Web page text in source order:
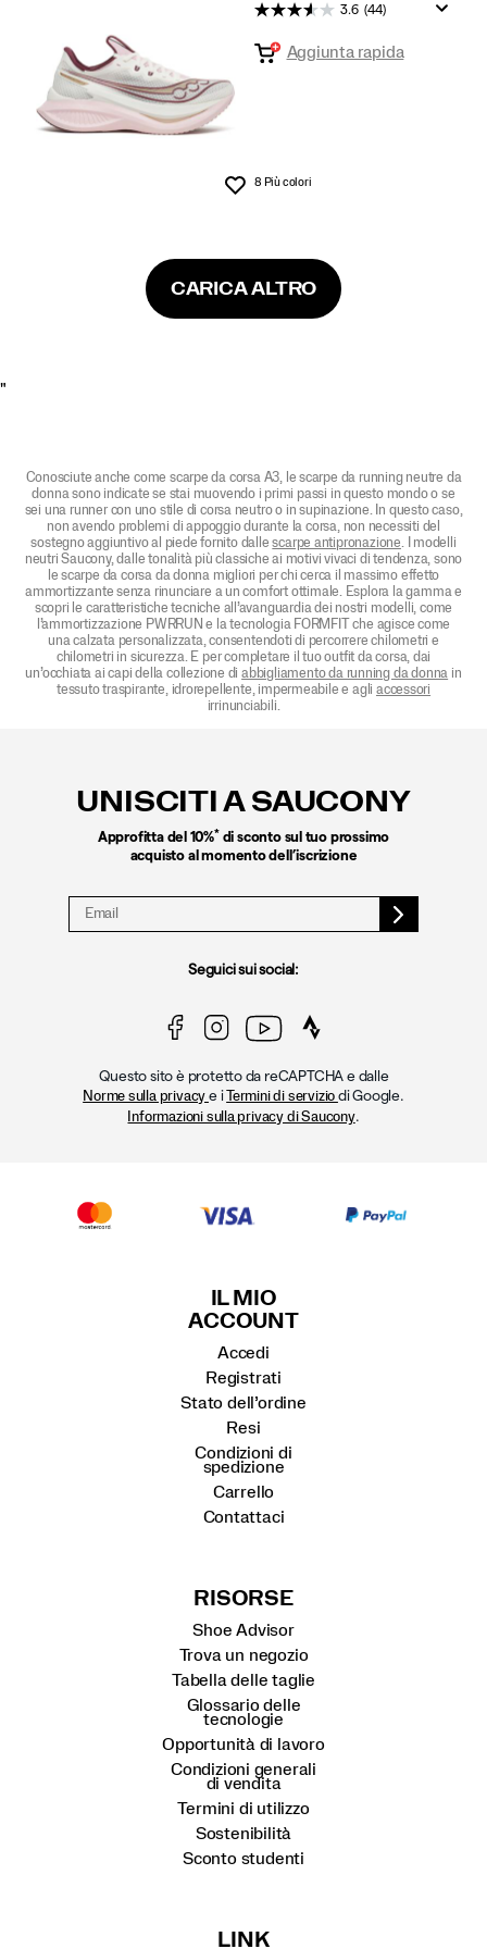
Lista dei desideri
3.6 (44)
Aggiunta rapida
8 Più colori
CARICA ALTRO
"
Conosciute anche come scarpe da corsa A3, le scarpe da running neutre da
donna sono indicate se stai muovendo i primi passi in questo mondo o se
sei una runner con uno stile di corsa neutro o in supinazione. In questo caso,
non avendo problemi di appoggio durante la corsa, non necessiti del
sostegno aggiuntivo al piede fornito dallescarpe antipronazione. I modelli
neutri Saucony, dalle tonalità più classiche ai motivi vivaci di tendenza, sono
le scarpe da corsa da donna migliori per chi cerca il massimo effetto
ammortizzante senza rinunciare a un comfort ottimale. Esplora la gamma e
scopri le caratteristiche tecniche all’avanguardia dei nostri modelli, come
l’ammortizzazione PWRRUN e la tecnologia FORMFIT che agisce come
una calzata personalizzata, consentendoti di percorrere chilometri e
chilometri in sicurezza. E per completare il tuo outfit da corsa, dai
un’occhiata ai capi della collezione diabbigliamento da running da donna in
tessuto traspirante, idrorepellente, impermeabile e agli accessori
irrinunciabili.
UNISCITI A SAUCONY
Approfitta del 10%*di sconto sul tuo prossimo
acquisto al momento dell’iscrizione
Seguici sui social:
Questo sito è protetto da reCAPTCHA e dalle
Norme sulla privacy e iTermini di servizio di Google.
Informazioni sulla privacy di Saucony.
IL MIO
ACCOUNT
Accedi
Registrati
Stato dell’ordine
Resi
Condizioni di
spedizione
Carrello
Contattaci
RISORSE
Shoe Advisor
Trova un negozio
Tabella delle taglie
Glossario delle
tecnologie
Opportunità di lavoro
Condizioni generali
di vendita
Termini di utilizzo
Sostenibilità
Sconto studenti
LINK